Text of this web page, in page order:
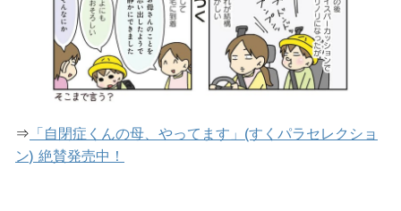
⇒ 「自閉症くんの母、やってます」(すくパラセレクショ
ン) 絶賛発売中！